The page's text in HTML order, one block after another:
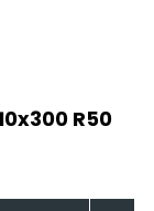
R50